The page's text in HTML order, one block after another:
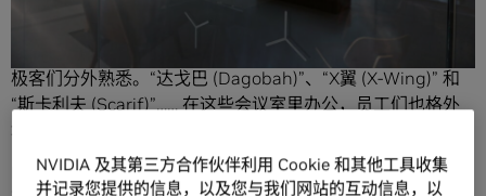
正是如此， NVIDIA新大楼 Endeavor 里94间会议室的名字让
极客们分外熟悉。“达戈巴 (Dagobah)”、“X翼 (X-Wing)” 和
“斯卡利夫 (Scarif)”…… 在这些会议室里办公，员工们也格外
地惬意。
NVIDIA工作场所战略师 Raymond Chan表示，“我们把这些
NVIDIA 及其第三方合作伙伴利用 Cookie 和其他工具收集
并记录您提供的信息，以及您与我们网站的互动信息，以